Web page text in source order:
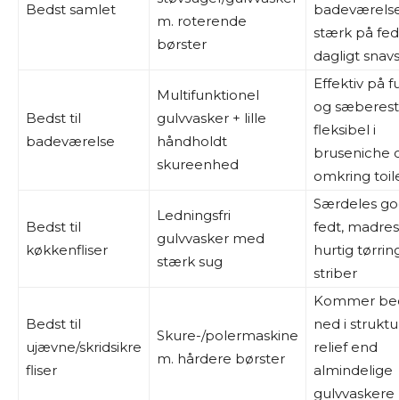
Bedst samlet
m. roterende
børster
stærk på
dagligt snavs
Bedst til
badeværelse
Multifunktionel
gulvvasker + lille
håndholdt
skureenhed
Effektiv på
og
fleksibel i
bruseniche
omkring
Bedst til
køkkenfliser
Ledningsfri
gulvvasker med
stærk sug
Særdeles
fedt,
hurtig
striber
Bedst til
ujævne/skridsikre
fliser
Skure-/polermaskine
m. hårdere børster
Kommer
ned i
relief end
almindelige
gulvvaskere